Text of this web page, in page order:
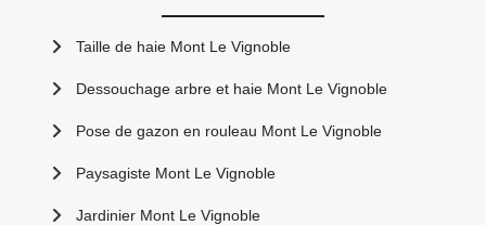
Taille de haie Mont Le Vignoble
Dessouchage arbre et haie Mont Le Vignoble
Pose de gazon en rouleau Mont Le Vignoble
Paysagiste Mont Le Vignoble
Jardinier Mont Le Vignoble